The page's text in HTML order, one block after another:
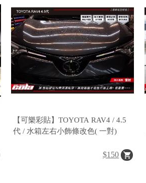
【可樂彩貼】TOYOTA RAV4 / 4.5
代 / 水箱左右小飾條改色( 一對)
$150